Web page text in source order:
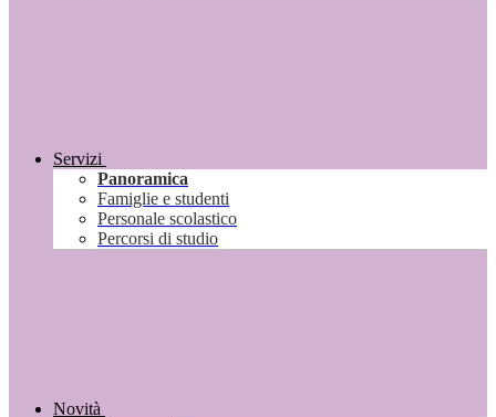
Servizi
Panoramica
Famiglie e studenti
Personale scolastico
Percorsi di studio
Novità